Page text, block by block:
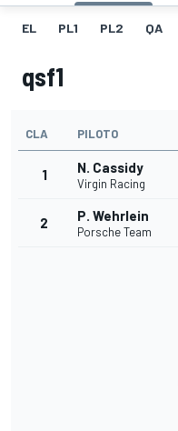
EL PL1 PL2 QA
qsf1
CLA PILOTO
1 N. Cassidy
Virgin Racing
2 P. Wehrlein
Porsche Team